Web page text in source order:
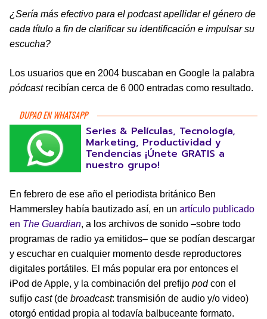
¿Sería más efectivo para el podcast apellidar el género de
cada título a fin de clarificar su identificación e impulsar su
escucha?
Los usuarios que en 2004 buscaban en Google la palabra
pódcastrecibían cerca de 6 000 entradas como resultado.
DUPAO EN WHATSAPP
Series & Películas, Tecnología,
Marketing, Productividad y
Tendencias ¡Únete GRATIS a
nuestro grupo!
En febrero de ese año el periodista británico Ben
Hammersley había bautizado así, en un artículo publicado
en The Guardian, a los archivos de sonido –sobre todo
programas de radio ya emitidos– que se podían descargar
y escuchar en cualquier momento desde reproductores
digitales portátiles. El más popular era por entonces el
iPod de Apple, y la combinación del prefijo podcon el
sufijo cast(de broadcast: transmisión de audio y/o video)
otorgó entidad propia al todavía balbuceante formato.